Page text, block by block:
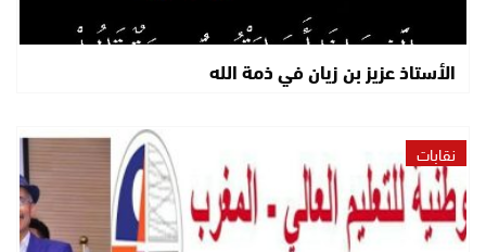
الأستاذ عزيز بن زيان في ذمة الله
نقابات